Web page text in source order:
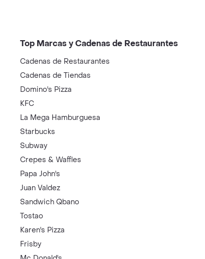
Top Marcas y Cadenas de Restaurantes
Cadenas de Restaurantes
Cadenas de Tiendas
Domino's Pizza
KFC
La Mega Hamburguesa
Starbucks
Subway
Crepes & Waffles
Papa John's
Juan Valdez
Sandwich Qbano
Tostao
Karen's Pizza
Frisby